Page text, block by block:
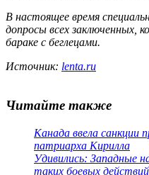
В настоящее время
допросы всех заключенных,
бараке с беглецами.
Источник: lenta.ru
Читайте также
Канада ввела санкции
патриарха Кирилла
Удивились: Западные
таких боевых действий